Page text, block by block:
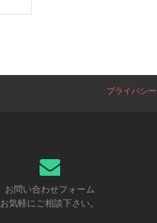
プライバシ
お問い合わせフォーム
お気軽にご相談下さい。